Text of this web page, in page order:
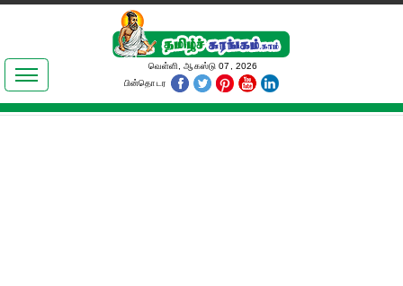
இலக்கியங்கள்
தமிழ் உலகம்
வெள்ளி, ஆகஸ்டு 07, 2026
பின்தொடர